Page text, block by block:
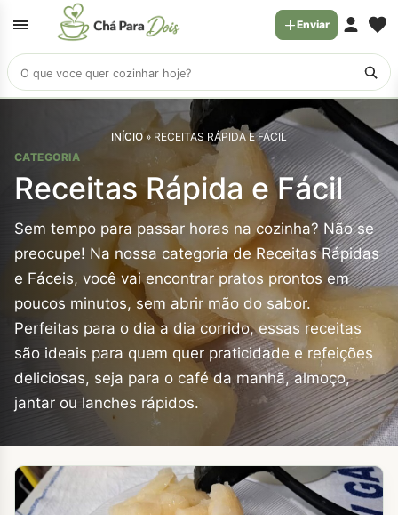
Buscar
receitas
Enviar
INÍCIO» RECEITAS RÁPIDA E FÁCIL
CATEGORIA
Receitas Rápida e Fácil
Sem tempo para passar horas na cozinha? Não se
preocupe! Na nossa categoria de Receitas Rápidas
e Fáceis, você vai encontrar pratos prontos em
poucos minutos, sem abrir mão do sabor.
Perfeitas para o dia a dia corrido, essas receitas
são ideais para quem quer praticidade e refeições
deliciosas, seja para o café da manhã, almoço,
jantar ou lanches rápidos.